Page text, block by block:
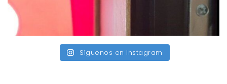
Síguenos en Instagram